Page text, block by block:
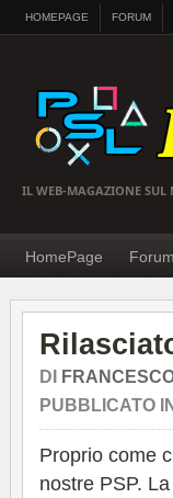
HOMEPAGE FORUM
IL WEB-MAGAZIONE SUL
HomePage Forum
DI
PUBBLICATO
Proprio come
nostre PSP.